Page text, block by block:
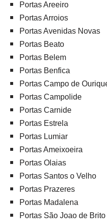
Portas Areeiro
Portas Arroios
Portas Avenidas Novas
Portas Beato
Portas Belem
Portas Benfica
Portas Campo de
Portas Campolide
Portas Carnide
Portas Estrela
Portas Lumiar
Portas Ameixoeira
Portas Olaias
Portas Santos o Velho
Portas Prazeres
Portas Madalena
Portas São Joao de Brito